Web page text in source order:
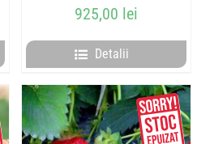
925,00 lei
Detalii